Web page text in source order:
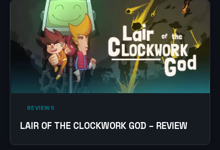
‎ REVIEWS‎
LAIR OF THE CLOCKWORK GOD – REVIEW